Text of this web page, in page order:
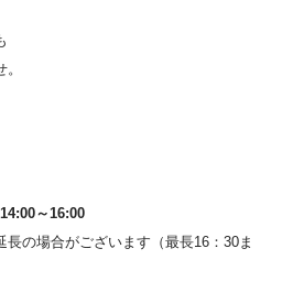
～16:00
の場合がございます（最長16：30ま